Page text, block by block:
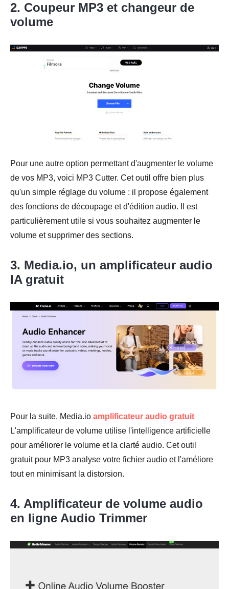
2. Coupeur MP3 et changeur de
volume
Pour une autre option permettant d'augmenter le volume
de vos MP3, voici MP3 Cutter. Cet outil offre bien plus
qu'un simple réglage du volume : il propose également
des fonctions de découpage et d'édition audio. Il est
particulièrement utile si vous souhaitez augmenter le
volume et supprimer des sections.
3. Media.io, un amplificateur audio
IA gratuit
Pour la suite, Media.io amplificateur audio gratuit
L'amplificateur de volume utilise l'intelligence artificielle
pour améliorer le volume et la clarté audio. Cet outil
gratuit pour MP3 analyse votre fichier audio et l'améliore
tout en minimisant la distorsion.
4. Amplificateur de volume audio
en ligne Audio Trimmer